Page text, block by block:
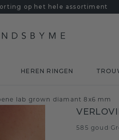
op het hele assortiment
HEREN RINGEN
lab grown diamant 8x6 mm
585 goud